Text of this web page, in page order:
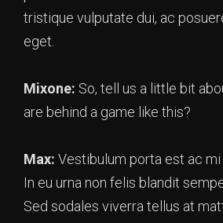
tristique vulputate dui, ac
eget.
Mixone: So, tell us a little bit
are behind a game like this?
Max: Vestibulum porta est ac
In eu urna non felis blandit
Sed sodales viverra tellus at